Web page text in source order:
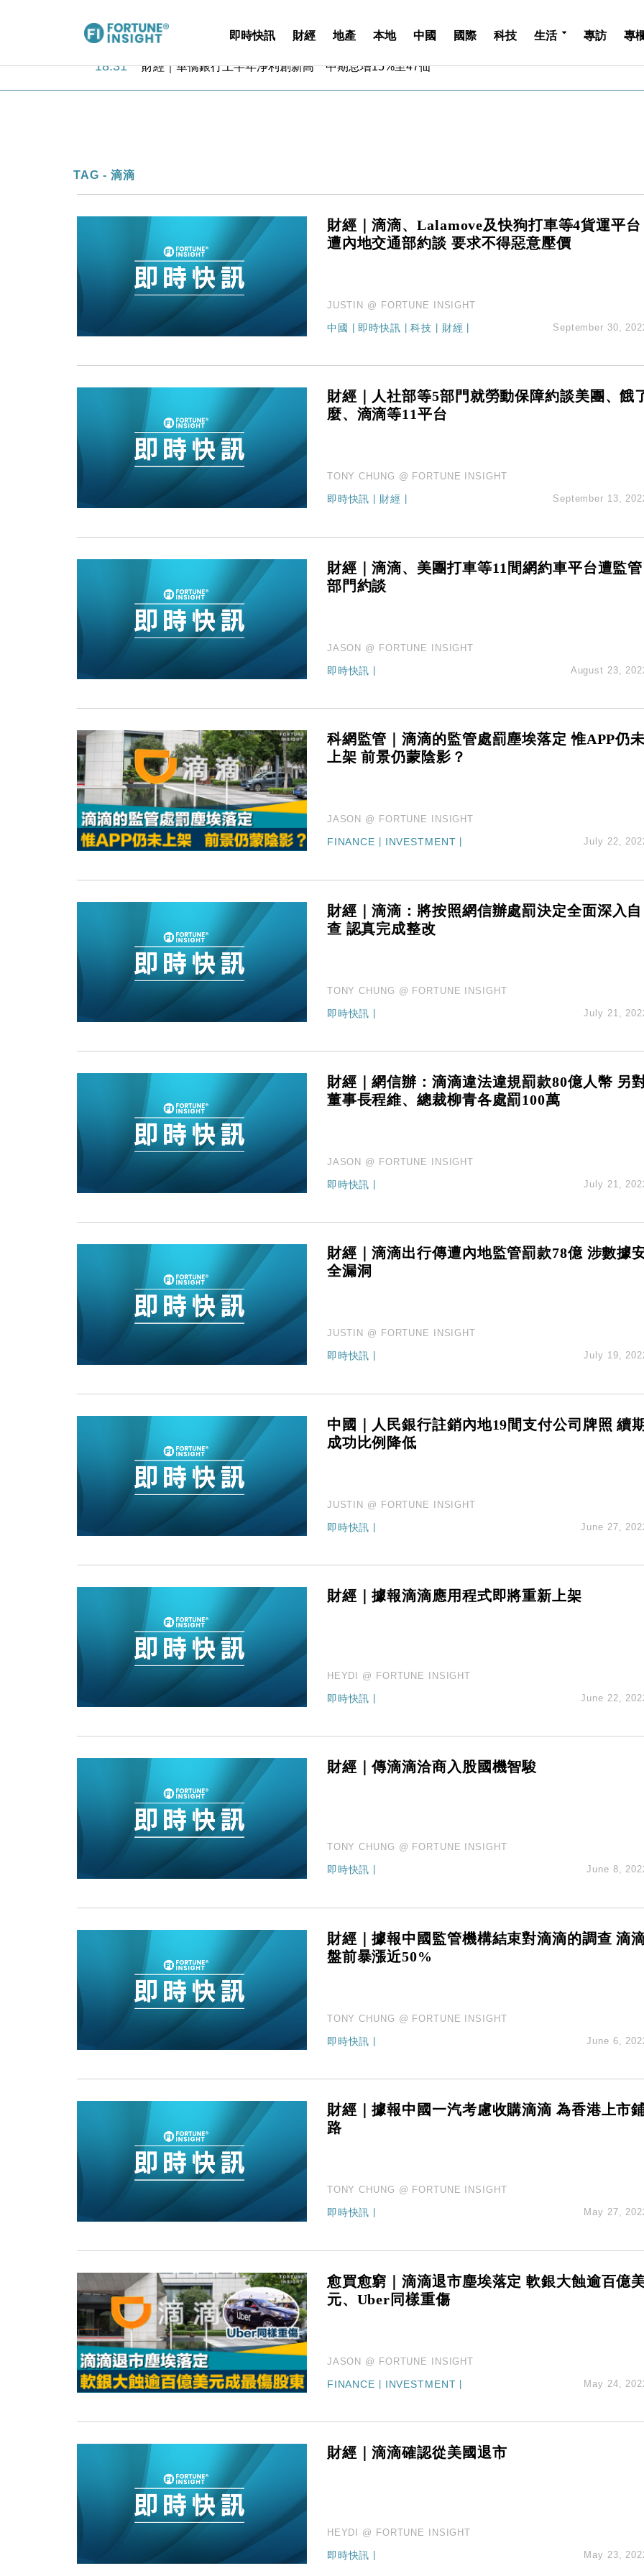
即時快訊 財經 地產 本地 中國 國際 科技 生活 專訪 專
財經｜滙豐上調香港今年GDP預測至4.5% 看好貿易及消費表現
16:47 本地｜假冒內地執法人員要求交「保證金」 43歲女子損失近6900萬元
13:44
12:44
15:59 財經｜SA售股自救後再出手 斥4億美元押注未上市公司
財經｜華僑銀行上半年淨利創新高 中期息增15%至47仙
財經｜滙豐上調香港今年GDP預測至4.5% 看好貿易及消費表現
本地｜假冒內地執法人員要求交「保證金」 43歲女子損失近6900萬元
財經｜日經失守6.5萬點後回穩 全周仍升近2%
財經｜恒隆10月換帥 玩具「反」斗城亞洲CEO蔡德粦接任
財經｜韓股反覆波動收跌 連挫7周創逾3年最長跌勢
12:44 財經｜日本春季三度入市撐日圓 4月單日斥6.28萬億日圓干預創新高
財經｜SA售股自救後再出手 斥4億美元押注未上市公司
TAG - 滴滴
財經｜滴滴、Lalamove及快狗打車等4貨運平台
遭內地交通部約談 要求不得惡意壓價
JUSTIN @ FORTUNE INSIGHT
中國 即時快訊 |科技 財經 September 30,
財經｜人社部等5部門就勞動保障約談美團、餓
麼、滴滴等11平台
TONY CHUNG @ FORTUNE INSIGHT
即時快訊 財經 September 13,
財經｜滴滴、美團打車等11間網約車平台遭監管
部門約談
JASON @ FORTUNE INSIGHT
即時快訊 August 23,
科網監管｜滴滴的監管處罰塵埃落定 惟APP仍
上架 前景仍蒙陰影？
JASON @ FORTUNE INSIGHT
FINANCE INVESTMENT July 22,
財經｜滴滴：將按照網信辦處罰決定全面深入自
查 認真完成整改
TONY CHUNG @ FORTUNE INSIGHT
即時快訊 | July 21,
財經｜網信辦：滴滴違法違規罰款80億人幣 另
董事長程維、總裁柳青各處罰100萬
JASON @ FORTUNE INSIGHT
即時快訊 July 21,
財經｜滴滴出行傳遭內地監管罰款78億 涉數據
全漏洞
JUSTIN @ FORTUNE INSIGHT
即時快訊 July 19,
中國｜人民銀行註銷內地19間支付公司牌照 續
成功比例降低
JUSTIN @ FORTUNE INSIGHT
即時快訊 | June 27,
財經｜據報滴滴應用程式即將重新上架
HEYDI @ FORTUNE INSIGHT
即時快訊 June 22,
財經｜傳滴滴洽商入股國機智駿
TONY CHUNG @ FORTUNE INSIGHT
即時快訊 June 8,
財經｜據報中國監管機構結束對滴滴的調查 滴
盤前暴漲近50%
TONY CHUNG @ FORTUNE INSIGHT
即時快訊 June 6,
財經｜據報中國一汽考慮收購滴滴 為香港上市
路
TONY CHUNG @ FORTUNE INSIGHT
即時快訊 May 27,
愈買愈窮｜滴滴退市塵埃落定 軟銀大蝕逾百億
元、Uber同樣重傷
JASON @ FORTUNE INSIGHT
FINANCE | INVESTMENT | May 24,
財經｜滴滴確認從美國退市
HEYDI @ FORTUNE INSIGHT
即時快訊 May 23,